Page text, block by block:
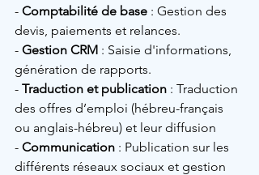
- Comptabilité de base : Gestion des
devis, paiements et relances.
- Gestion CRM : Saisie d'informations,
génération de rapports.
- Traduction et publication : Traduction
des offres d’emploi (hébreu-français
ou anglais-hébreu) et leur diffusion
- Communication : Publication sur les
différents réseaux sociaux et gestion